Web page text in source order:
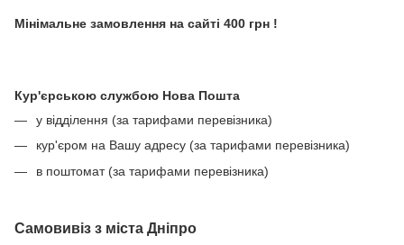
Мінімальне замовлення на сайті 400 грн !
Кур'єрською службою Нова Пошта
у відділення (за тарифами перевізника)
кур'єром на Вашу адресу (за тарифами перевізника)
в поштомат (за тарифами перевізника)
Самовивіз з міста Дніпро